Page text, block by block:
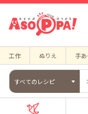
工作 ぬりえ 手
すべてのレシピ